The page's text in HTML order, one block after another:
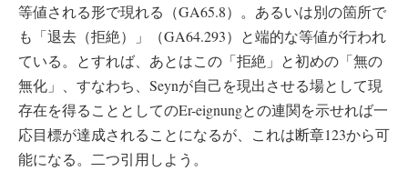
等値される形で現れる（GA65.8）。あるいは別の箇所で
も「退去（拒絶）」（GA64.293）と端的な等値が行われ
ている。とすれば、あとはこの「拒絶」と初めの「無の
無化」、すなわち、Seynが自己を現出させる場として現
存在を得ることとしてのEr-eignungとの連関を示せれば一
応目標が達成されることになるが、これは断章123から可
能になる。二つ引用しよう。